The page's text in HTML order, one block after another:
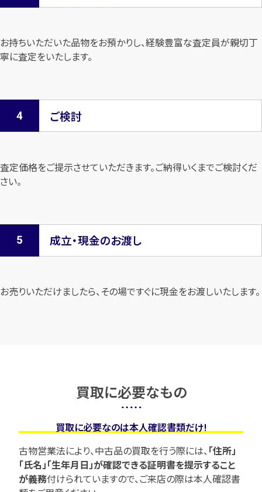
お持ちいただいた品物をお預かりし、経験豊富な査定員が親切丁
寧に査定をいたします。
ご検討
査定価格をご提示させていただきます。ご納得いくまでご検討くだ
さい。
成立・現金のお渡し
お売りいただけましたら、その場ですぐに現金をお渡しいたします。
買取に必要なもの
買取に必要なのは本人確認書類だけ!
古物営業法により、中古品の買取を行う際には、「住所」
「氏名」「生年月日」が確認できる証明書を提示すること
が義務付けられていますので、ご来店の際は本人確認書